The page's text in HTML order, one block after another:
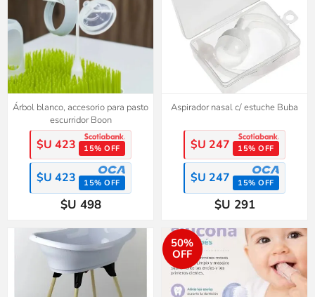
Árbol blanco, accesorio para pasto
escurridor Boon
$U 423 15% OFF
$U 423 15% OFF
$U 498
Aspirador nasal c/ estuche Buba
$U 247 15% OFF
$U 247 15% OFF
$U 291
50%
OFF